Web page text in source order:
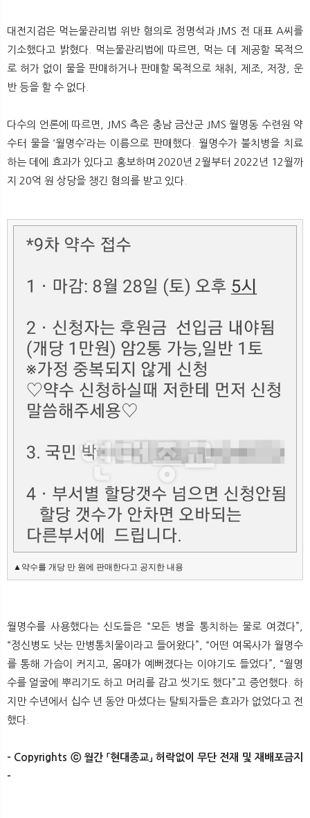
대전지검은 먹는물관리법 위반 혐의로 정명석과 JMS 전 대표 A씨를
기소했다고 밝혔다. 먹는물관리법에 따르면, 먹는 데 제공할 목적으
로 허가 없이 물을 판매하거나 판매할 목적으로 채취, 제조, 저장, 운
반 등을 할 수 없다.
다수의 언론에 따르면, JMS 측은 충남 금산군 JMS 월명동 수련원 약
수터 물을 ‘월명수’라는 이름으로 판매했다. 월명수가 불치병을 치료
하는 데에 효과가 있다고 홍보하며 2020년 2월부터 2022년 12월까
지 20억 원 상당을 챙긴 혐의를 받고 있다.
▲약수를 개당 만 원에 판매한다고 공지한 내용
월명수를 사용했다는 신도들은 “모든 병을 통치하는 물로 여겼다”,
“정신병도 낫는 만병통치물이라고 들어왔다”, “어떤 여목사가 월명수
를 통해 가슴이 커지고, 몸매가 예뻐졌다는 이야기도 들었다”, “월명
수를 얼굴에 뿌리기도 하고 머리를 감고 씻기도 했다”고 증언했다. 하
지만 수년에서 십수 년 동안 마셨다는 탈퇴자들은 효과가 없었다고 전
했다.
- Copyrights ⓒ 월간 「현대종교」 허락없이 무단 전재 및 재배포금지
-